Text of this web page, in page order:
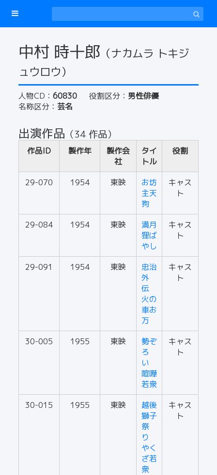
中村 時十郎 （ナカムラ トキジ
ュウロウ）
人物CD： 60830 役割区分： 男性俳優
名称区分： 芸名
出演作品 （34 作品）
作品ID 製作年
製作会
社
タイ
トル
役割
29-070 1954 東映
お坊
主天
狗
キャス
ト
29-084 1954 東映
満月
狸ば
やし
キャス
ト
29-091 1954 東映
忠治
外
伝
火の
車お
万
キャス
ト
30-005 1955 東映
勢ぞ
ろ
い
喧嘩
若衆
キャス
ト
30-015 1955 東映
越後
獅子
祭
り
やく
ざ若
衆
キャス
ト